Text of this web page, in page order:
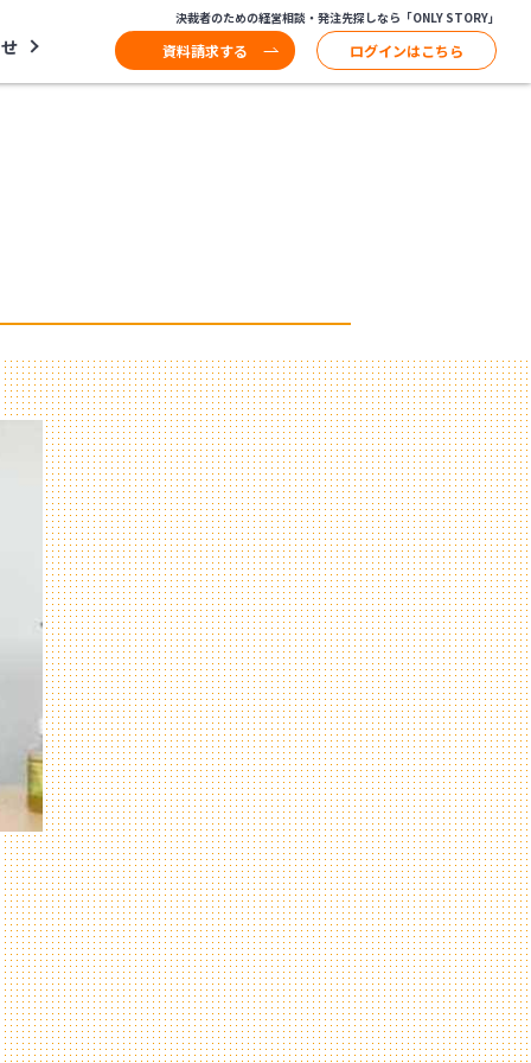
決裁者のための経営相談・発注先探しなら「ONLY STORY」
資料請求する ログインはこちら